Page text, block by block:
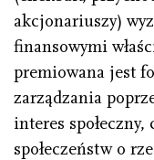
akcjonariuszy)
finansowymi
premiowana jest
zarządzania
interes
społeczeństw o